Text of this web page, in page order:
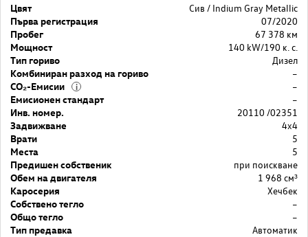
Цвят
Сив / Indium Gray Metallic
Първа регистрация
07/2020
Пробег
67 378 км
Мощност
140 kW/190 к. с.
Тип гориво
Дизел
Комбиниран разход на гориво
–
CO₂-Емисии
i
–
Емисионен стандарт
–
Инв. номер.
20110 /02351
Задвижване
4x4
Врати
5
Места
5
Предишен собственик
при поискване
Обем на двигателя
1 968 cм³
Каросерия
Хечбек
Собствено тегло
–
Общо тегло
–
Тип предавка
Автоматик